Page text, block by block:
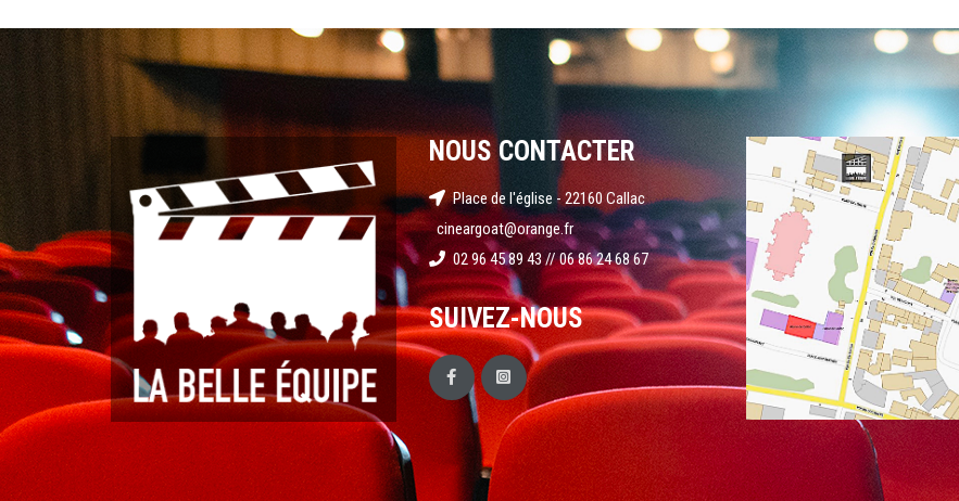
NOUS CONTACTER
Place de l'église - 22160 Callac
cineargoat@orange.fr
02 96 45 89 43 // 06 86 24 68 67
SUIVEZ-NOUS